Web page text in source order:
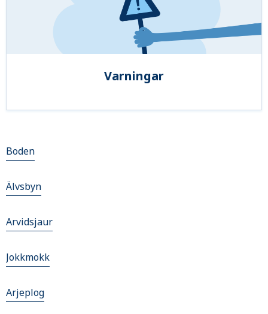
Varningar
Boden
Älvsbyn
Arvidsjaur
Jokkmokk
Arjeplog